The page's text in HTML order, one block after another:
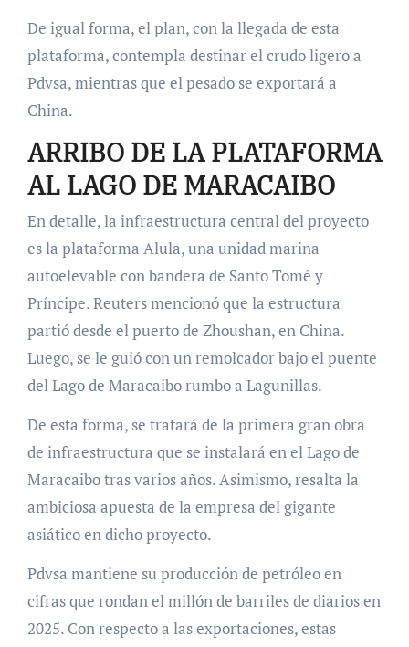
De igual forma, el plan, con la llegada de esta
plataforma, contempla destinar el crudo ligero a
Pdvsa, mientras que el pesado se exportará a
China.
ARRIBO DE LA PLATAFORMA
AL LAGO DE MARACAIBO
En detalle, la infraestructura central del proyecto
es la plataforma Alula, una unidad marina
autoelevable con bandera de Santo Tomé y
Príncipe. Reuters mencionó que la estructura
partió desde el puerto de Zhoushan, en China.
Luego, se le guió con un remolcador bajo el puente
del Lago de Maracaibo rumbo a Lagunillas.
De esta forma, se tratará de la primera gran obra
de infraestructura que se instalará en el Lago de
Maracaibo tras varios años. Asimismo, resalta la
ambiciosa apuesta de la empresa del gigante
asiático en dicho proyecto.
Pdvsa mantiene su producción de petróleo en
cifras que rondan el millón de barriles de diarios en
2025. Con respecto a las exportaciones, estas